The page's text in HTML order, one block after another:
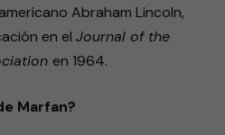
Abraham Lincoln,
en el Journal of the
en 1964.
Marfan?